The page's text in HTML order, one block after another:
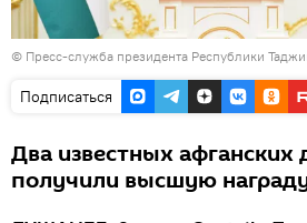
© Пресс-служба президента Республики
Подписаться
Два известных афганских
получили высшую